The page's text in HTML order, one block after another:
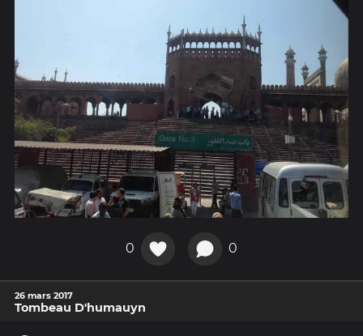
0 0
26 mars 2017
Tombeau D'humauyn